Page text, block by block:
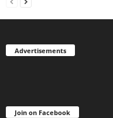
Advertisements
Join on Facebook